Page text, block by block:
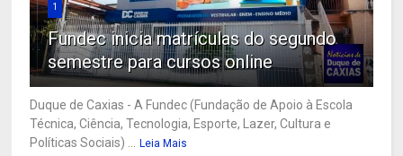
1
Fundec inicia matrículas do segundo
semestre para cursos online
Duque de Caxias - A Fundec (Fundação de Apoio à Escola
Técnica, Ciência, Tecnologia, Esporte, Lazer, Cultura e
Políticas Sociais) ...
Leia Mais